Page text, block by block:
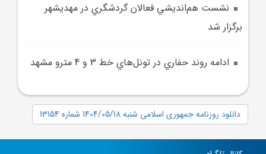
نشست هم‌انديشي فعالان گردشگري در مهديشهر
برگزار شد
ادامه روند حفاري در تونل‌هاي خط 3 و 4 مترو مشهد
دانلود روزنامه جمهوری اسلامی شنبه 1404/05/18 شماره 13154